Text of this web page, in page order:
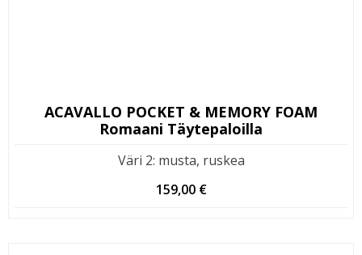
ACAVALLO POCKET & MEMORY FOAM
Romaani Täytepaloilla
Väri 2: musta, ruskea
159,00 €